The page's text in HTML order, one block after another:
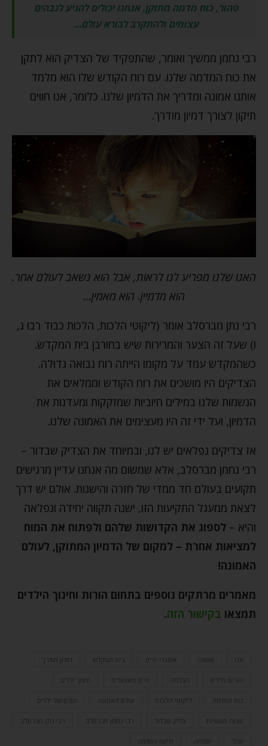
טהור, כוח מדמה מתוקן, אנחנו יכולים להגיע לגבהים
עצומים ולהתקרב לבורא עולם…
רבי נחמן ממשיך ואומר, שהתפקיד של הצדיק הוא לתקן
את כוח המדמה שלנו. עם רוח הקודש שלו הוא מלמד
אותנו אמונה ומדריך את הדמיון שלנו. כלומר, אנו חווים
תיקון לצורך דמיון מודרך.
האגו שלנו מפריע לנו לראות, אבל הוא נשאב לעולם אחר.
הוא מדמיין. הוא מאמין…
רבי נתן מברסלב אומר (ליקוטי הלכות, הלכות כבוד רבו ג,
ו) שעל זה הצער והמרירות שיש בחורבן בית המקדש.
כשהמקדש עמד על מקומו הייתה רוח נבואה גדולה.
הצדיקים היו מושכים את רוח הקודש וממלאים את
הנשמות שלנו במילים חיוביות שמזקקות ומעדנות את
הדמיון, ועל ידי זה היו מעצימים את האמונה שלנו.
אז צדיקים נפלאים יש לנו, ובמיוחד את הצדיק שבדור –
רבי נחמן מברסלב, אלא שמשום מה אנחנו עדיין מרגישים
תקועים בעולם חד ממדי של חזרה והישנות. אולם יש דרך
לצאת ממעגל התקיעות הזו, ישנה תקווה יחידה ונפלאה
והיא – לספוג את הקדושות שלהם ולפתוח את המוח
למציאות אחרת – למקום של הדמיון המתוקן, לעולם
האמונה!
מאמרים מרתקים נוספים בתחום הורות וחינוך הילדים
תמצאו בקישור הזה.
אמונה אתגרי חיים בית המקדש דמיון מודרך
הורים וילדים הצלחה חיים מאושרים חינוך ילדים
כוח המדמה ליקוטי הלכות עולם האמונה עולם של ילדים
עצות מעשיות צדיק שבדור רבי נחמן מברסלב רבי נתן מברסלב
שכל שמחה תיקון המדמה